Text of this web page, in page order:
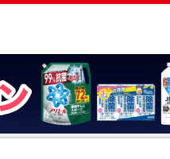
舗サービス